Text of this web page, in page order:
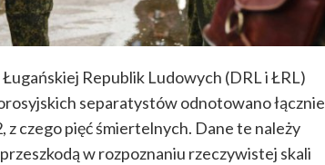
Republik Ludowych (DRL i ŁRL)
separatystów odnotowano łącznie
z czegopięć śmiertelnych. Dane te należy
w rozpoznaniu rzeczywistej skali